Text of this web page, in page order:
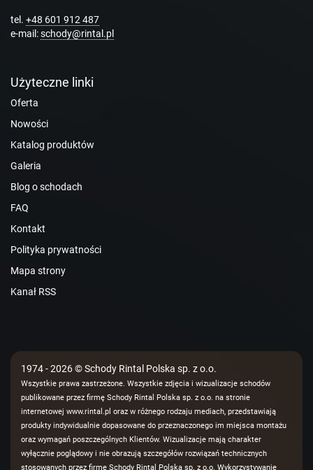
tel. +48 601 912 487
e-mail:schody@rintal.pl
Użyteczne linki
Oferta
Nowości
Katalog produktów
Galeria
Blog o schodach
FAQ
Kontakt
Polityka prywatności
Mapa strony
Kanał RSS
1974 - 2026 © Schody Rintal Polska sp. z o.o.
Wszystkie prawa zastrzeżone. Wszystkie zdjęcia i wizualizacje schodów
publikowane przez firmę Schody Rintal Polska sp. z o.o. na stronie
internetowej www.rintal.pl oraz w różnego rodzaju mediach, przedstawiają
produkty indywidualnie dopasowane do przeznaczonego im miejsca montażu
oraz wymagań poszczególnych Klientów. Wizualizacje mają charakter
wyłącznie poglądowy i nie obrazują szczegółów rozwiązań technicznych
stosowanych przez firmę Schody Rintal Polska sp. z o.o. Wykorzystywanie